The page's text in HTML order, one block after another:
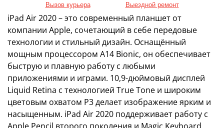
Вызов курьера Выездной ремонт
iPad Air 2020 – это современный планшет от
компании Apple, сочетающий в себе передовые
технологии и стильный дизайн. Оснащённый
мощным процессором A14 Bionic, он обеспечивает
быструю и плавную работу с любыми
приложениями и играми. 10,9-дюймовый дисплей
Liquid Retina с технологией True Tone и широким
цветовым охватом P3 делает изображение ярким и
насыщенным. iPad Air 2020 поддерживает работу с